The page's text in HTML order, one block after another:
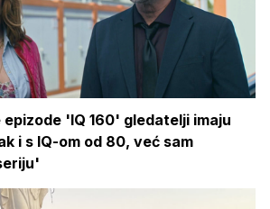
'IQ 160' gledatelji imaju
i s IQ-om od 80, već sam